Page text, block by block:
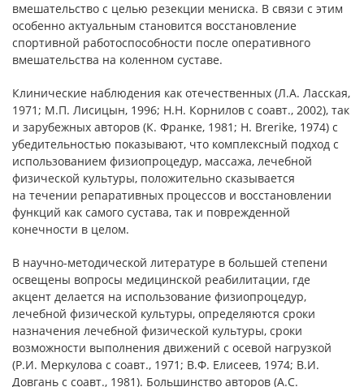
вмешательство с целью резекции мениска. В связи с этим
особенно актуальным становится восстановление
спортивной работоспособности после оперативного
вмешательства на коленном суставе.
Клинические наблюдения как отечественных (Л.А. Ласская,
1971; М.П. Лисицын, 1996; Н.Н. Корнилов с соавт., 2002), так
и зарубежных авторов (К. Франке, 1981; H. Brerike, 1974) с
убедительностью показывают, что комплексный подход с
использованием физиопроцедур, массажа, лечебной
физической культуры, положительно сказывается
на течении репаративных процессов и восстановлении
функций как самого сустава, так и поврежденной
конечности в целом.
В научно-методической литературе в большей степени
освещены вопросы медицинской реабилитации, где
акцент делается на использование физиопроцедур,
лечебной физической культуры, определяются сроки
назначения лечебной физической культуры, сроки
возможности выполнения движений с осевой нагрузкой
(Р.И. Меркулова с соавт., 1971; В.Ф. Елисеев, 1974; В.И.
Довгань с соавт., 1981). Большинство авторов (А.С.